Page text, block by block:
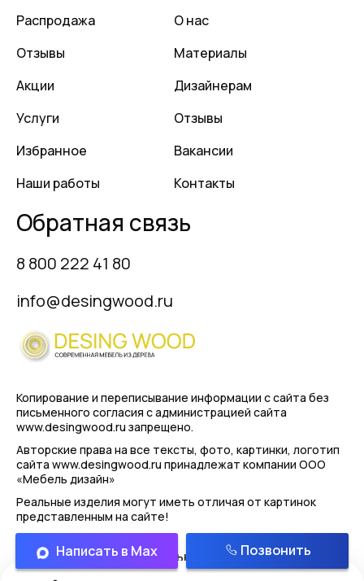
Распродажа
Отзывы
Акции
Услуги
Избранное
Наши работы
О нас
Материалы
Дизайнерам
Отзывы
Вакансии
Контакты
Обратная связь
8 800 222 41 80
info@desingwood.ru
Копирование и переписывание информации с сайта без
письменного согласия с администрацией сайта
www.desingwood.ru запрещено.
Авторские права на все тексты, фото, картинки, логотип
сайта www.desingwood.ru принадлежат компании ООО
«Мебель дизайн»
Реальные изделия могут иметь отличая от картинок
представленным на сайте!
Политика конфиденциальности
Написать в Max Позвонить